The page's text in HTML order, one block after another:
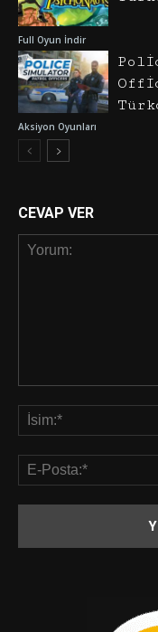
Full Oyun İndir
Aksiyon Oyunları
CEVAP VER